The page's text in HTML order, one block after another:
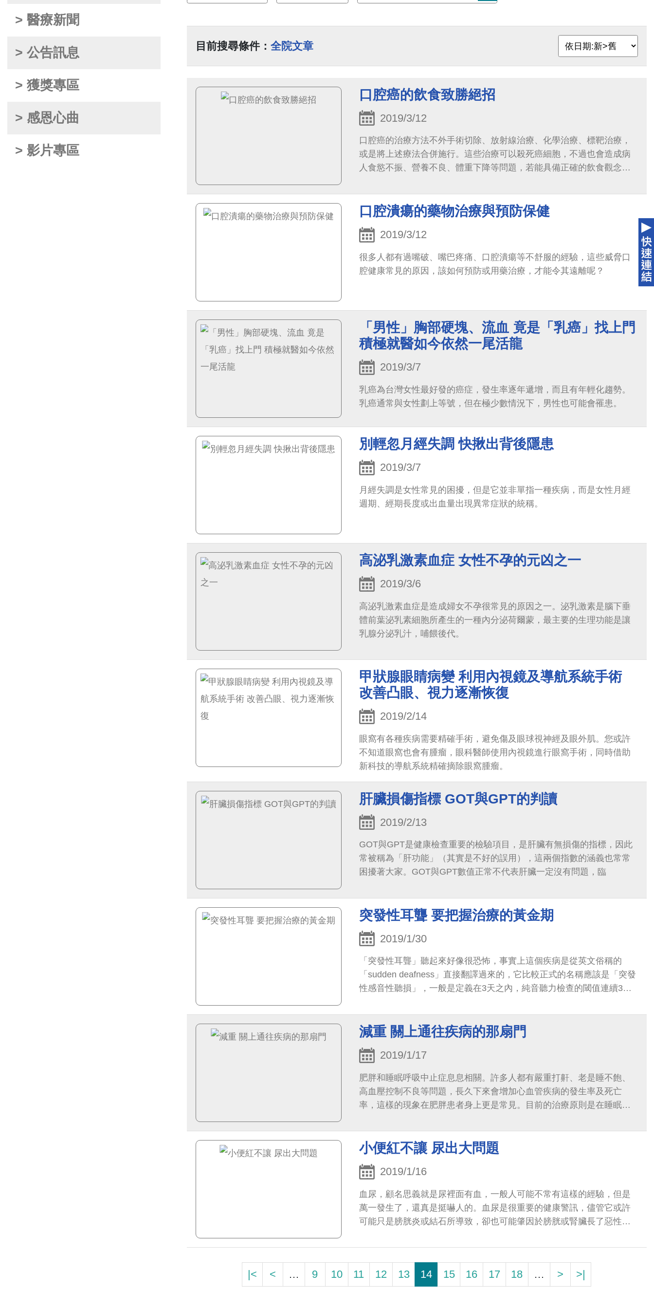
> 醫療新聞
> 公告訊息
> 獲獎專區
> 感恩心曲
> 影片專區
目前搜尋條件： 全院文章
口腔癌的飲食致勝絕招
2019/3/12
口腔癌的治療方法不外手術切除、放射線治療、化學治療、標靶治療，
或是將上述療法合併施行。這些治療可以殺死癌細胞，不過也會造成病
人食慾不振、營養不良、體重下降等問題，若能具備正確的飲食觀念及
口腔潰瘍的藥物治療與預防保健
2019/3/12
很多人都有過嘴破、嘴巴疼痛、口腔潰瘍等不舒服的經驗，這些威脅口
腔健康常見的原因，該如何預防或用藥治療，才能令其遠離呢？
「男性」胸部硬塊、流血 竟是「乳癌」找上門
積極就醫如今依然一尾活龍
2019/3/7
乳癌為台灣女性最好發的癌症，發生率逐年遞增，而且有年輕化趨勢。
乳癌通常與女性劃上等號，但在極少數情況下，男性也可能會罹患。
別輕忽月經失調 快揪出背後隱患
2019/3/7
月經失調是女性常見的困擾，但是它並非單指一種疾病，而是女性月經
週期、經期長度或出血量出現異常症狀的統稱。
高泌乳激素血症 女性不孕的元凶之一
2019/3/6
高泌乳激素血症是造成婦女不孕很常見的原因之一。泌乳激素是腦下垂
體前葉泌乳素細胞所產生的一種內分泌荷爾蒙，最主要的生理功能是讓
乳腺分泌乳汁，哺餵後代。
甲狀腺眼睛病變 利用內視鏡及導航系統手術
改善凸眼、視力逐漸恢復
2019/2/14
眼窩有各種疾病需要精確手術，避免傷及眼球視神經及眼外肌。您或許
不知道眼窩也會有腫瘤，眼科醫師使用內視鏡進行眼窩手術，同時借助
新科技的導航系統精確摘除眼窩腫瘤。
肝臟損傷指標 GOT與GPT的判讀
2019/2/13
GOT與GPT是健康檢查重要的檢驗項目，是肝臟有無損傷的指標，因此
常被稱為「肝功能」（其實是不好的誤用），這兩個指數的涵義也常常
困擾著大家。GOT與GPT數值正常不代表肝臟一定沒有問題，臨
突發性耳聾 要把握治療的黃金期
2019/1/30
「突發性耳聾」聽起來好像很恐怖，事實上這個疾病是從英文俗稱的
「sudden deafness」直接翻譯過來的，它比較正式的名稱應該是「突發
性感音性聽損」，一般是定義在3天之內，純音聽力檢查的閾值連續3個
減重 關上通往疾病的那扇門
2019/1/17
肥胖和睡眠呼吸中止症息息相關。許多人都有嚴重打鼾、老是睡不飽、
高血壓控制不良等問題，長久下來會增加心血管疾病的發生率及死亡
率，這樣的現象在肥胖患者身上更是常見。目前的治療原則是在睡眠時
小便紅不讓 尿出大問題
2019/1/16
血尿，顧名思義就是尿裡面有血，一般人可能不常有這樣的經驗，但是
萬一發生了，還真是挺嚇人的。血尿是很重要的健康警訊，儘管它或許
可能只是膀胱炎或結石所導致，卻也可能肇因於膀胱或腎臟長了惡性腫
|< < … 9 10 11 12 13 14 15 16 17 18 … > >|